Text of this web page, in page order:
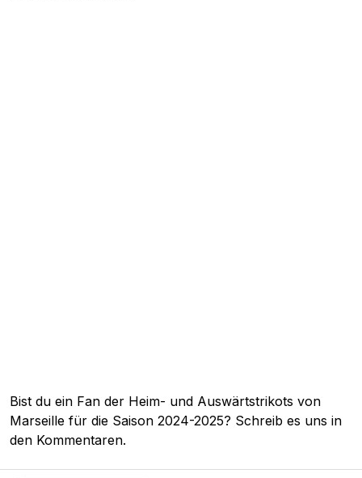
Bist du ein Fan der Heim- und Auswärtstrikots von
Marseille für die Saison 2024-2025? Schreib es uns in
den Kommentaren.